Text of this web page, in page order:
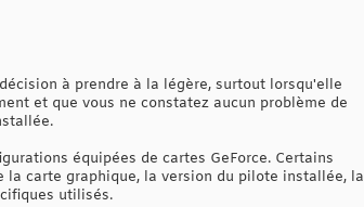
à prendre à la légère, surtout lorsqu'elle
et que vous ne constatez aucun problème de
équipées de cartes GeForce. Certains
carte graphique, la version du pilote installée, la
utilisés.